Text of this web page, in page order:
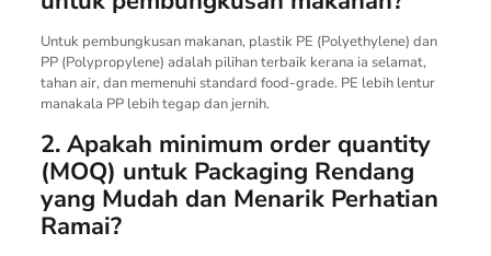
Untuk pembungkusan makanan, plastik PE (Polyethylene) dan
PP (Polypropylene) adalah pilihan terbaik kerana ia selamat,
tahan air, dan memenuhi standard food-grade. PE lebih lentur
manakala PP lebih tegap dan jernih.
2. Apakah minimum order quantity
(MOQ) untuk Packaging Rendang
yang Mudah dan Menarik Perhatian
Ramai?